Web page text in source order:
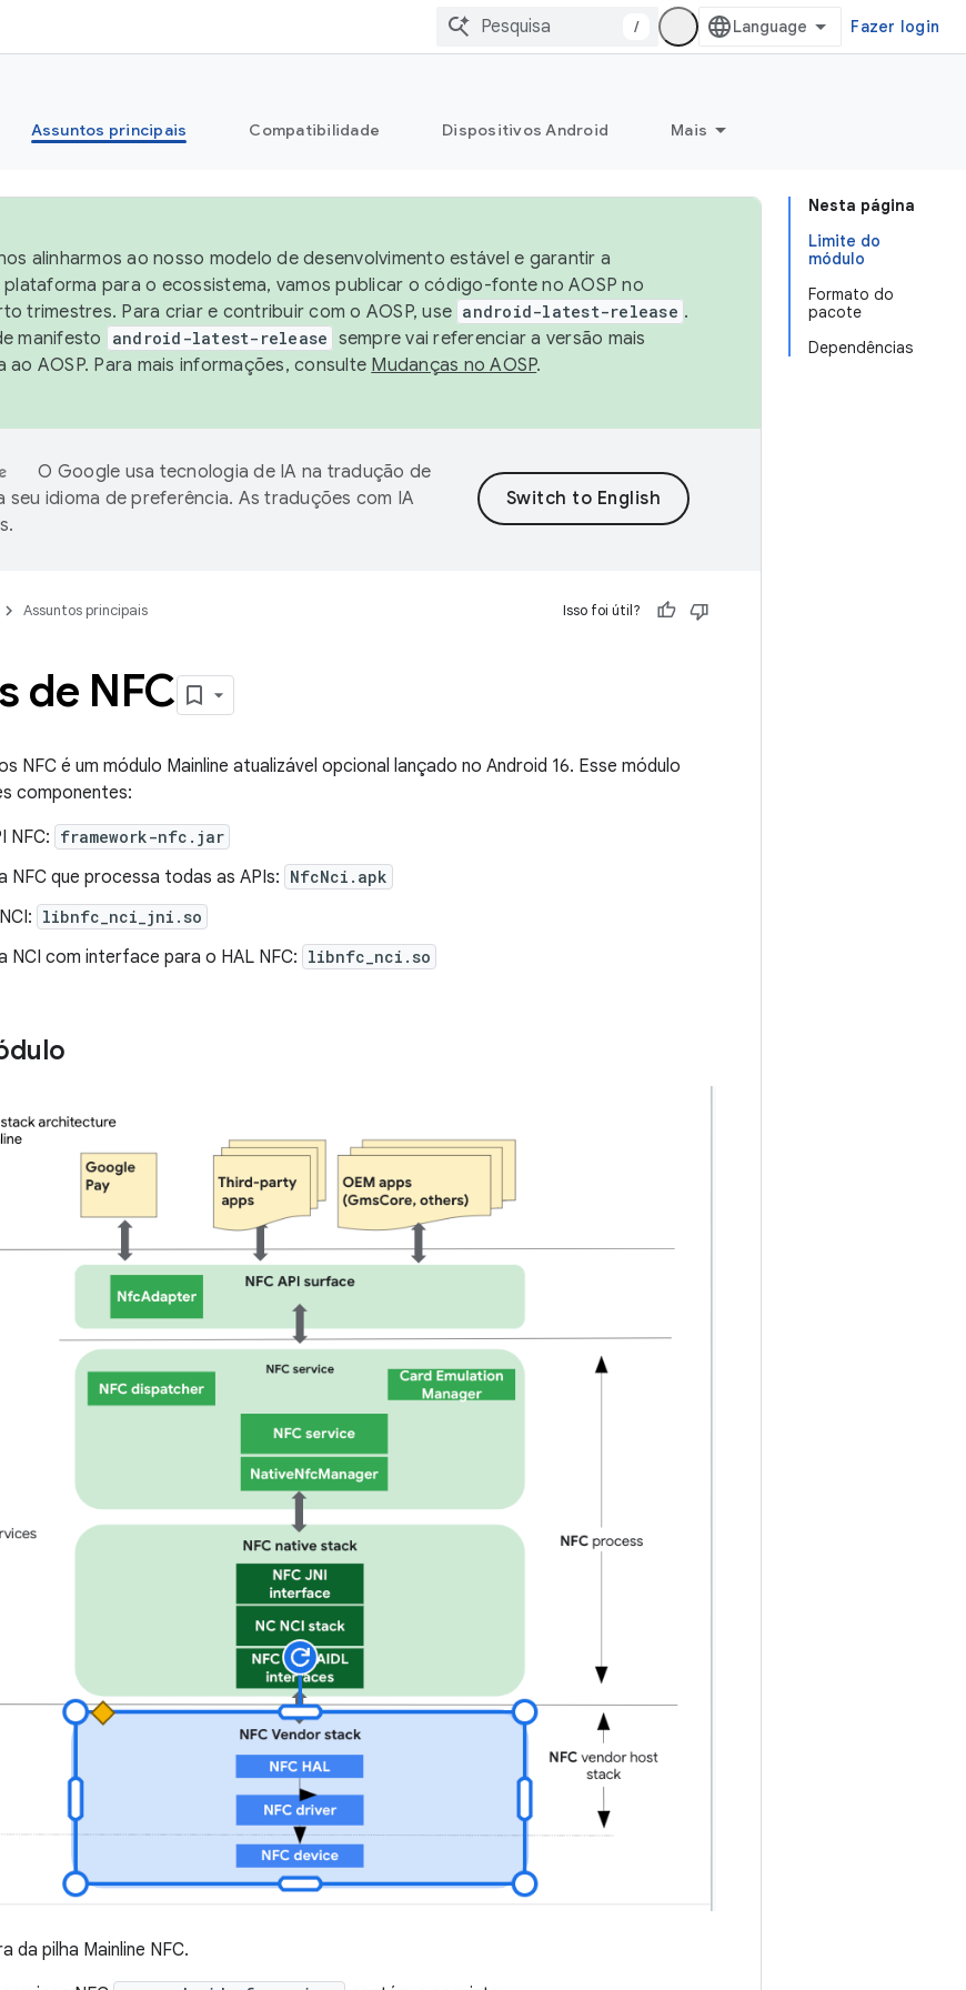
/ Fazer login
Assuntos principais Compatibilidade Dispositivos Android Mais
Nesta página
Limite do
módulo
Formato do
pacote
Dependências
alinharmos ao nosso modelo de desenvolvimento estável e garantir a
para o ecossistema, vamos publicar o código-fonte no AOSP no
trimestres. Para criar e contribuir com o AOSP, use android-latest-release .
manifesto
android-latest-release sempre vai referenciar a versão mais
ao AOSP. Para mais informações, consulte Mudanças no AOSP.
O Google usa tecnologia de IA na tradução de
seu idioma de preferência. As traduções com IA
Assuntos principais Isso foi útil?
de NFC
NFC é um módulo Mainline atualizável opcional lançado no Android 16. Esse módulo
componentes:
NFC: framework-nfc.jar
NFC que processa todas as APIs: NfcNci.apk
libnfc_nci_jni.so
NCI com interface para o HAL NFC: libnfc_nci.so
da pilha Mainline NFC.